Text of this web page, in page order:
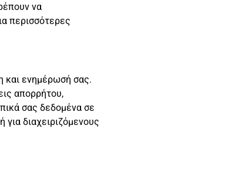
να
περισσότερες
και ενημέρωσή σας.
απορρήτου,
σας δεδομένα σε
διαχειριζόμενους